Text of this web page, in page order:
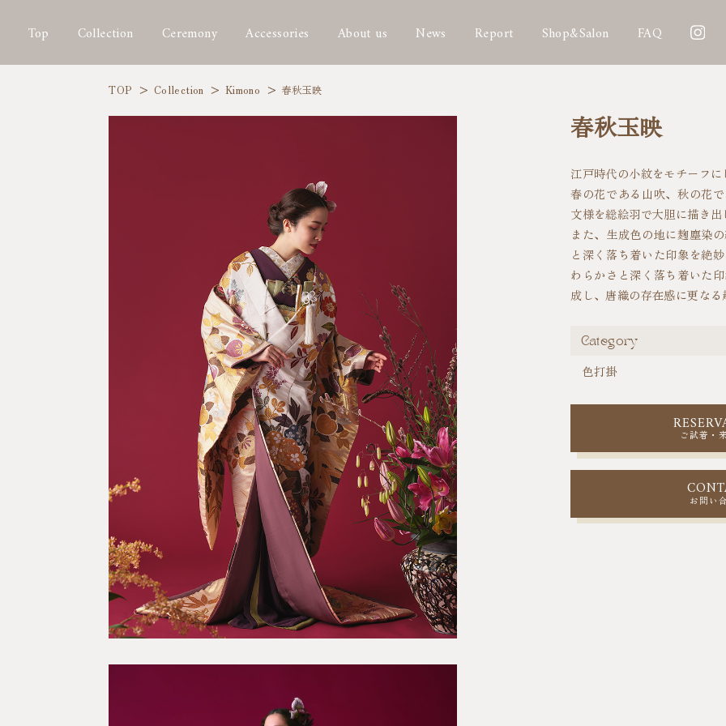
Top Collection Ceremony Accessories About us News Report Shop&Salon FAQ
TOP Collection Kimono 春秋玉映
春秋玉映
江戸時代の小紋をモチーフに
春の花である山吹、秋の花
文様を総絵羽で大胆に描き出
また、生成色の地に麹塵染
と深く落ち着いた印象を絶
わらかさと深く落ち着いた
成し、唐織の存在感に更なる
Category
色打掛
ご試着・
お問い